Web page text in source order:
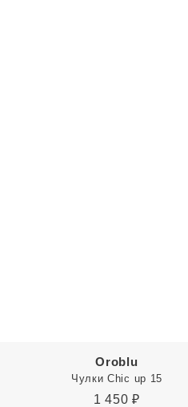
Oroblu
Чулки Chic up 15
1 450 ₽